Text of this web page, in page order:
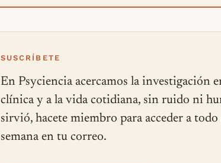
SUSCRÍBETE
En Psyciencia acercamos la investigación
clínica y a la vida cotidiana, sin ruido ni
sirvió, hacete miembro para acceder a
semana en tu correo.